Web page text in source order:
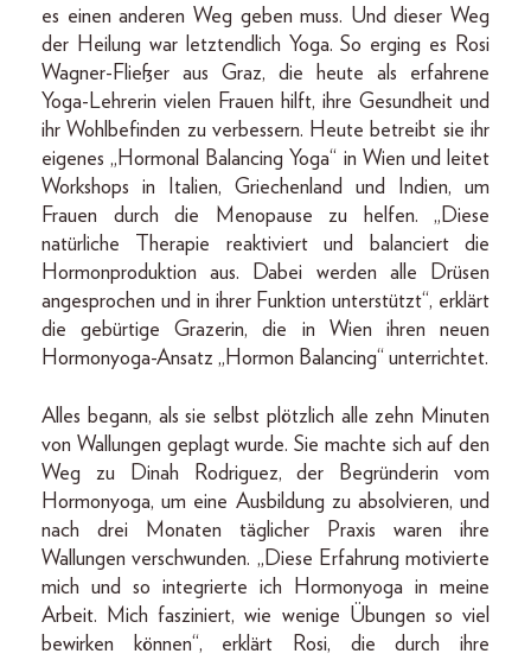
es einen anderen Weg geben muss. Und dieser Weg
der Heilung war letztendlich Yoga. So erging es Rosi
Wagner-Fließer aus Graz, die heute als erfahrene
Yoga-Lehrerin vielen Frauen hilft, ihre Gesundheit und
ihr Wohlbefinden zu verbessern. Heute betreibt sie ihr
eigenes „Hormonal Balancing Yoga“ in Wien und leitet
Workshops in Italien, Griechenland und Indien, um
Frauen durch die Menopause zu helfen. „Diese
natürliche Therapie reaktiviert und balanciert die
Hormonproduktion aus. Dabei werden alle Drüsen
angesprochen und in ihrer Funktion unterstützt“, erklärt
die gebürtige Grazerin, die in Wien ihren neuen
Hormon­yoga-­Ansatz „Hormon Balancing“ unterrichtet.
Alles begann, als sie selbst plötzlich alle zehn Minuten
von Wallungen geplagt wurde. Sie machte sich auf den
Weg zu Dinah Rodriguez, der Begründerin vom
Hormonyoga, um eine Ausbildung zu absolvieren, und
nach drei Monaten täglicher Praxis waren ihre
Wallungen verschwunden. „Diese Erfahrung motivierte
mich und so integrierte ich Hormonyoga in meine
Arbeit. Mich fasziniert, wie wenige Übungen so viel
bewirken können“, erklärt Rosi, die durch ihre